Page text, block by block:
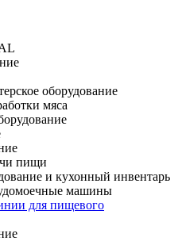
оборудование
мяса
пищи
и кухонный инвентарь
машины
для пищевого